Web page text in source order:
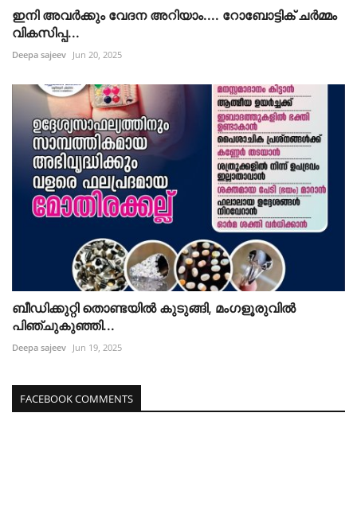
ഇനി അവർക്കും വേദന അറിയാം.... റോബോട്ടിക് ചർമ്മം
വികസിപ്പ...
Deepa sajeev Jun 20, 2025
ബീഡിക്കുറ്റി തൊണ്ടയിൽ കുടുങ്ങി, മംഗളൂരുവിൽ
പിഞ്ചുകുഞ്ഞി...
Deepa sajeev Jun 19, 2025
FACEBOOK COMMENTS